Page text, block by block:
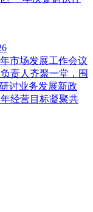
市场发展工作会议
责人齐聚一堂，围
讨业务发展新政
经营目标凝聚共